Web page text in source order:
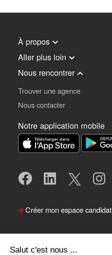
Salut c'est nous ...
À propos
Aller plus loin
Nous rencontrer
Trouver une agence
Nous contacter
Notre application mobile
Créer mon espace candidat